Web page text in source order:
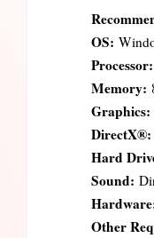
OS:
Processor:
Memory:
Graphics:
DirectX®:
Hard
Sound:
Other